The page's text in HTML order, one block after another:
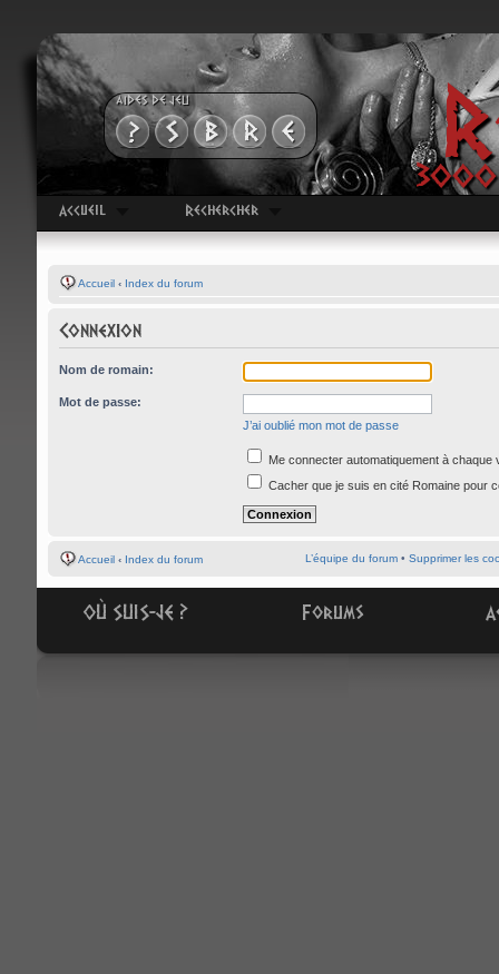
3000
AIDES DE JEU
Accueil Rechercher
Accueil ‹ Index du forum
Connexion
Nom de romain:
Mot de passe:
J’ai oublié mon mot de passe
Me connecter automatiquement à chaque
Cacher que je suis en cité Romaine pour
Accueil ‹ Index du forum L’équipe du forum • Supprimer les
OÙ SUIS-JE ? Forums